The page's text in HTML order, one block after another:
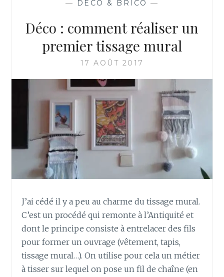
4
SIMPLES
PRATIQUES
— DÉCO & BRICO —
Déco : comment réaliser un
premier tissage mural
17 AOÛT 2017
J’ai cédé il y a peu au charme du tissage mural.
C’est un procédé qui remonte à l’Antiquité et
dont le principe consiste à entrelacer des fils
pour former un ouvrage (vêtement, tapis,
tissage mural…). On utilise pour cela un métier
à tisser sur lequel on pose un fil de chaîne (en